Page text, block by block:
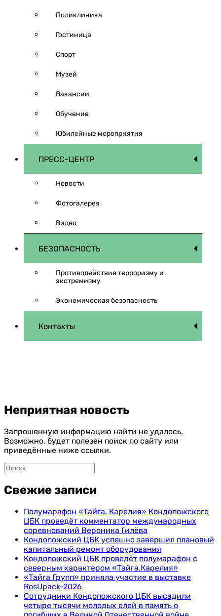
Поликлиника
Гостиница
Спорт
Музей
Вакансии
Обучение
Юбилейные мероприятия
ПРЕСС-ЦЕНТР
Новости
Фотогалерея
Видео
БЕЗОПАСНОСТЬ
Противодействие терроризму и
экстремизму
Экономическая безопасность
Контакты
Неприятная новость
Запрошенную информацию найти не удалось.
Возможно, будет полезен поиск по сайту или
приведённые ниже ссылки.
Свежие записи
Полумарафон «Тайга. Карелия» Кондопожского
ЦБК проведёт комментатор международных
соревнований Вероника Гилёва
Кондопожский ЦБК успешно завершил плановый
капитальный ремонт оборудования
Кондопожский ЦБК проведёт полумарафон с
северным характером «Тайга.Карелия»
«Тайга Групп» приняла участие в выставке
RosUpack-2026
Сотрудники Кондопожского ЦБК высадили
четыре тысячи молодых елей в память о